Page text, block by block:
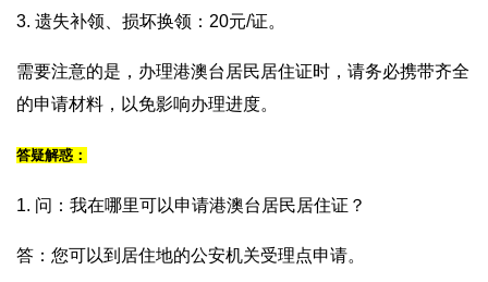
3. 遗失补领、损坏换领：20元/证。
需要注意的是，办理港澳台居民居住证时，请务必携带齐全
的申请材料，以免影响办理进度。
答疑解惑：
1. 问：我在哪里可以申请港澳台居民居住证？
答：您可以到居住地的公安机关受理点申请。